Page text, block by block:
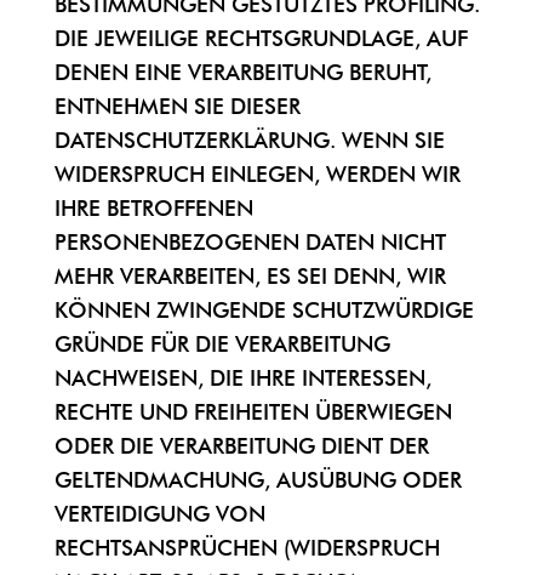
DIE JEWEILIGE RECHTSGRUNDLAGE, AUF
DENEN EINE VERARBEITUNG BERUHT,
ENTNEHMEN SIE DIESER
DATENSCHUTZERKLÄRUNG. WENN SIE
WIDERSPRUCH EINLEGEN, WERDEN WIR
IHRE BETROFFENEN
PERSONENBEZOGENEN DATEN NICHT
MEHR VERARBEITEN, ES SEI DENN, WIR
KÖNNEN ZWINGENDE SCHUTZWÜRDIGE
GRÜNDE FÜR DIE VERARBEITUNG
NACHWEISEN, DIE IHRE INTERESSEN,
RECHTE UND FREIHEITEN ÜBERWIEGEN
ODER DIE VERARBEITUNG DIENT DER
GELTENDMACHUNG, AUSÜBUNG ODER
VERTEIDIGUNG VON
RECHTSANSPRÜCHEN (WIDERSPRUCH